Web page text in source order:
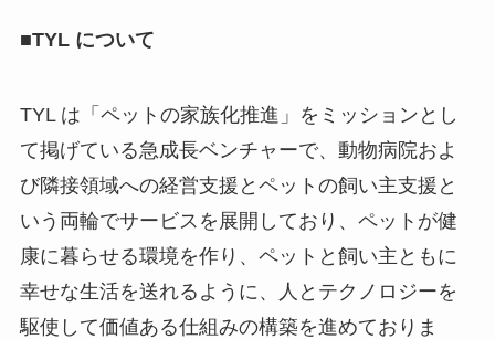
■TYL について
TYL は「ペットの家族化推進」をミッションとし
て掲げている急成長ベンチャーで、動物病院およ
び隣接領域への経営支援とペットの飼い主支援と
いう両輪でサービスを展開しており、ペットが健
康に暮らせる環境を作り、ペットと飼い主ともに
幸せな生活を送れるように、人とテクノロジーを
駆使して価値ある仕組みの構築を進めておりま